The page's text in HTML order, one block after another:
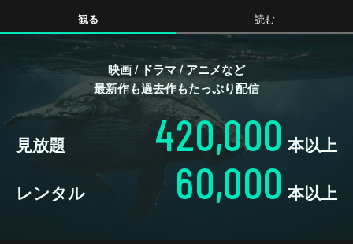
観る 読む
映画 / ドラマ / アニメなど
最新作も過去作もたっぷり配信
見放題 420,000 本以上
レンタル 60,000 本以上